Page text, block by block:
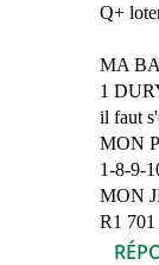
Q+
MA
1
il faut
MON
1-8-9-
MON
R1 701